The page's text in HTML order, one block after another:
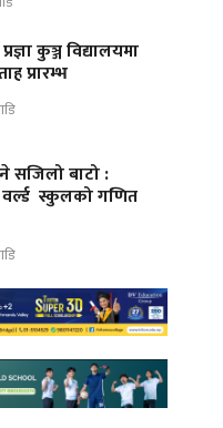
कुञ्ज विद्यालयमा
प्रारम्भ
सजिलो बाटो :
वर्ल्ड स्कुलको गणित